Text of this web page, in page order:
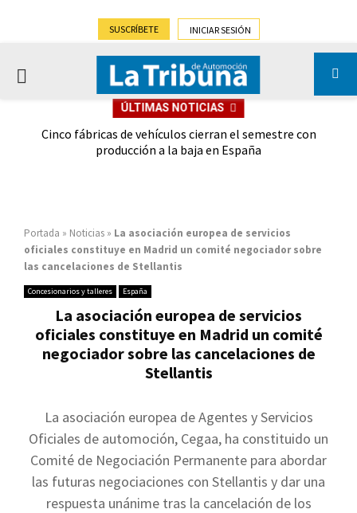
SUSCRÍBETE INICIAR SESIÓN
PRIMARY
ÚLTIMAS NOTICIAS
Cinco fábricas de vehículos cierran el semestre con
producción a la baja en España
Portada » Noticias » La asociación europea de servicios
oficiales constituye en Madrid un comité negociador sobre
las cancelaciones de Stellantis
Concesionarios y talleres España
La asociación europea de servicios
oficiales constituye en Madrid un comité
negociador sobre las cancelaciones de
Stellantis
La asociación europea de Agentes y Servicios
Oficiales de automoción, Cegaa, ha constituido un
Comité de Negociación Permanente para abordar
las futuras negociaciones con Stellantis y dar una
respuesta unánime tras la cancelación de los